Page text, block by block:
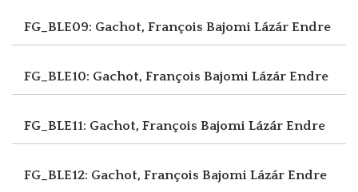
FG_BLE09: Gachot, François Bajomi Lázár Endre
FG_BLE10: Gachot, François Bajomi Lázár Endre
FG_BLE11: Gachot, François Bajomi Lázár Endre
FG_BLE12: Gachot, François Bajomi Lázár Endre